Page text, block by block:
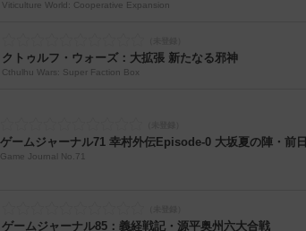
Viticulture World: Cooperative Expansion
クトゥルフ・ウォーズ：大拡張 新たなる邪神
Cthulhu Wars: Super Faction Box
Game Journal No.71
ゲームジャーナル85：義経戦記・源平奥州六大合戦